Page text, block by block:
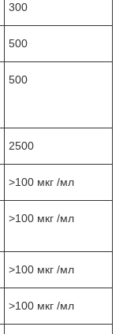
300
500
500
2500
˃100 мкг /мл
˃100 мкг /мл
˃100 мкг /мл
˃100 мкг /мл